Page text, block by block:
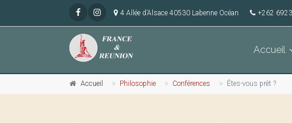
4 Allée d’Alsace 40530 Labenne Océan +262
Accueil
Accueil Philosophie Conférences Êtes-vous prêt ?